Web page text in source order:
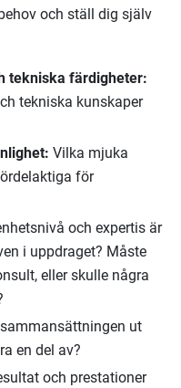
och ställ dig själv
tekniska färdigheter:
tekniska kunskaper
Vilka mjuka
för
och expertis är
i uppdraget? Måste
eller skulle några
ut
en del av?
och prestationer